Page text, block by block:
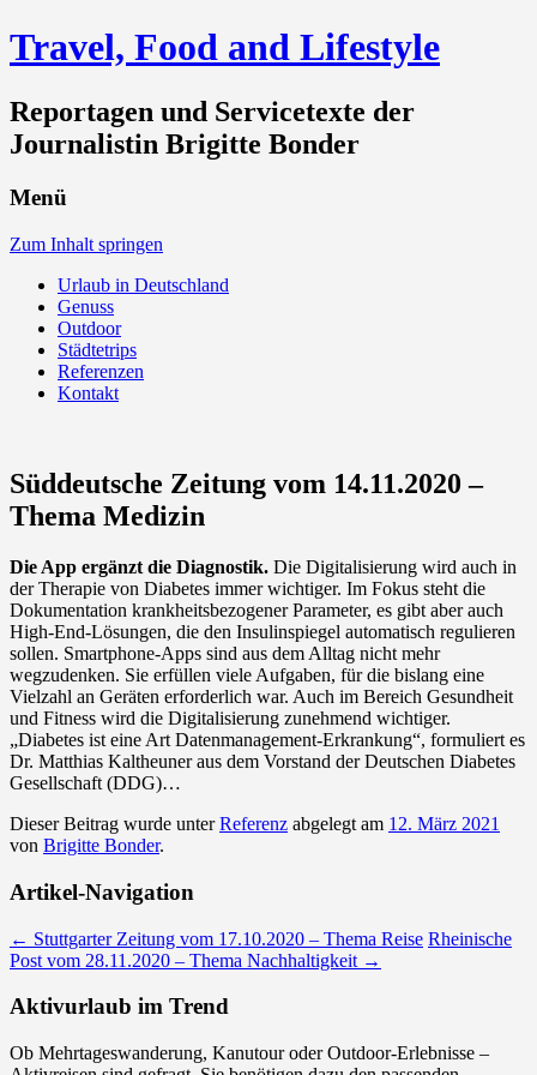
Travel, Food and Lifestyle
Reportagen und Servicetexte der
Journalistin Brigitte Bonder
Menü
Zum Inhalt springen
Urlaub in Deutschland
Genuss
Outdoor
Städtetrips
Referenzen
Kontakt
Süddeutsche Zeitung vom 14.11.2020 –
Thema Medizin
Die App ergänzt die Diagnostik. Die Digitalisierung wird auch in
der Therapie von Diabetes immer wichtiger. Im Fokus steht die
Dokumentation krankheitsbezogener Parameter, es gibt aber auch
High-End-Lösungen, die den Insulinspiegel automatisch regulieren
sollen. Smartphone-Apps sind aus dem Alltag nicht mehr
wegzudenken. Sie erfüllen viele Aufgaben, für die bislang eine
Vielzahl an Geräten erforderlich war. Auch im Bereich Gesundheit
und Fitness wird die Digitalisierung zunehmend wichtiger.
„Diabetes ist eine Art Datenmanagement-Erkrankung“, formuliert es
Dr. Matthias Kaltheuner aus dem Vorstand der Deutschen Diabetes
Gesellschaft (DDG)…
Dieser Beitrag wurde unterReferenz abgelegt am 12. März 2021
von Brigitte Bonder.
Artikel-Navigation
← Stuttgarter Zeitung vom 17.10.2020 – Thema Reise Rheinische
Post vom 28.11.2020 – Thema Nachhaltigkeit →
Aktivurlaub im Trend
Ob Mehrtageswanderung, Kanutour oder Outdoor-Erlebnisse –